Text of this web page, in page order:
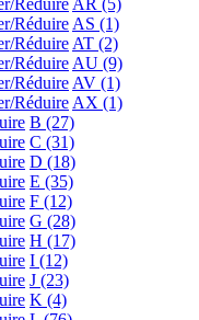
Réduire AS (1)
Réduire AT (2)
Réduire AU (9)
Réduire AV (1)
Réduire AX (1)
B (27)
C (31)
D (18)
E (35)
F (12)
G (28)
H (17)
I (12)
J (23)
K (4)